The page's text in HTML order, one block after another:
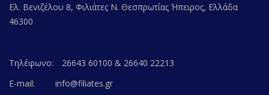
Ελ. Βενιζέλου 8, Φιλιάτες Ν. Θεσπρωτίας Ήπειρος, Ελλάδα
46300
Τηλέφωνο:
26643 60100 & 26640 22213
E-mail:
info@filiates.gr